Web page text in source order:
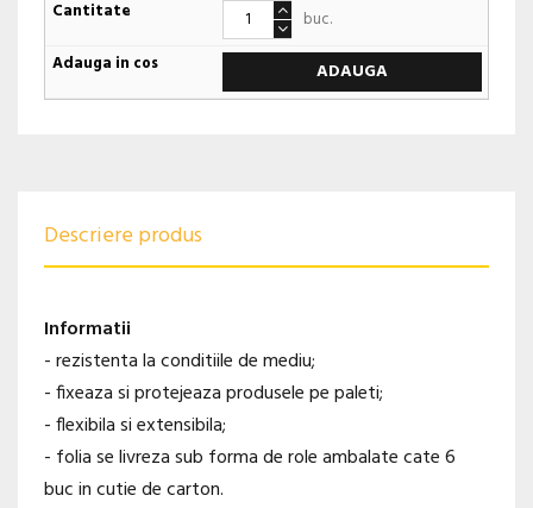
buc.
ADAUGA
Descriere produs
Informatii
- rezistenta la conditiile de mediu;
- fixeaza si protejeaza produsele pe paleti;
- flexibila si extensibila;
- folia se livreza sub forma de role ambalate cate 6
buc in cutie de carton.